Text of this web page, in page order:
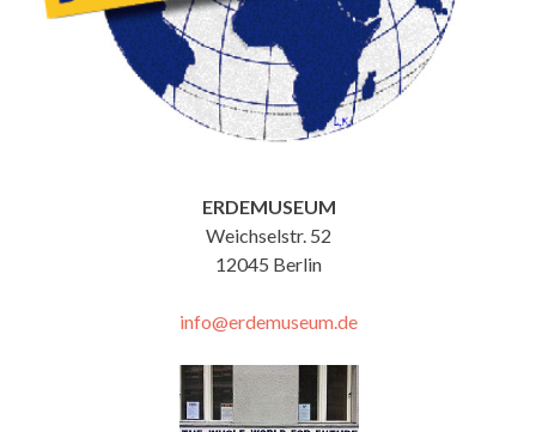
ERDEMUSEUM
Weichselstr. 52
12045 Berlin
info@erdemuseum.de